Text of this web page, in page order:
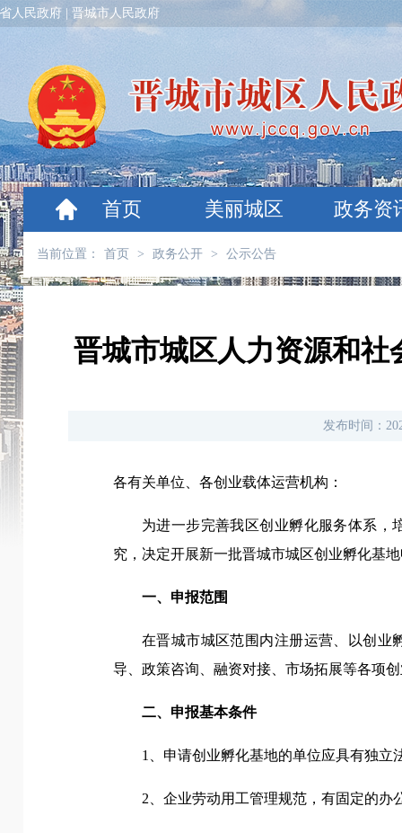
人民政府 晋城市人民政府
首页 美丽城区 政务资
当前位置： 首页 > 政务公开 > 公示公告
晋城市城区人力资源和
发布时间：
各有关单位、各创业载体运营机构：
为进一步完善我区创业孵化服务体系，
究，决定开展新一批晋城市城区创业孵化基
一、申报范围
在晋城市城区范围内注册运营、以创业
导、政策咨询、融资对接、市场拓展等各项
二、申报基本条件
1、申请创业孵化基地的单位应具有独
2、企业劳动用工管理规范，有固定的